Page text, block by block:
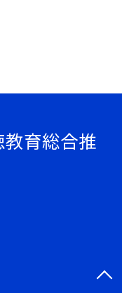
育総合推